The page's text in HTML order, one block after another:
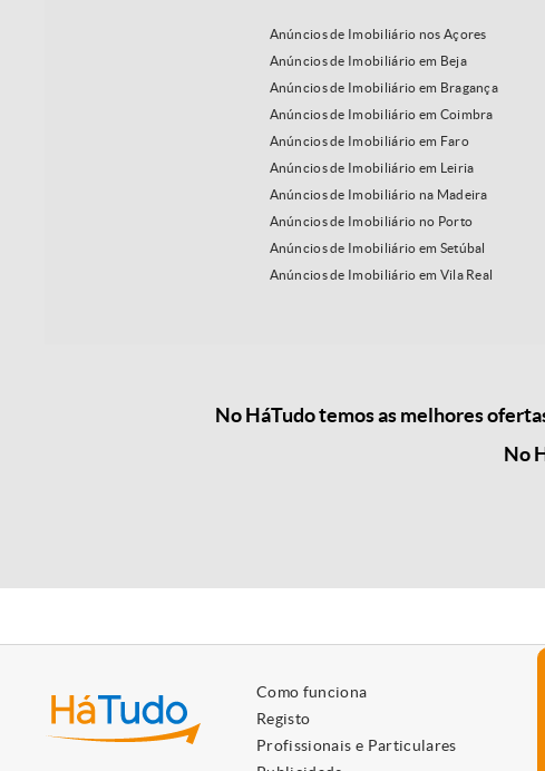
Anúncios de Imobiliário nos Açores
Anúncios de Imobiliário em Beja
Anúncios de Imobiliário em Bragança
Anúncios de Imobiliário em Coimbra
Anúncios de Imobiliário em Faro
Anúncios de Imobiliário em Leiria
Anúncios de Imobiliário na Madeira
Anúncios de Imobiliário no Porto
Anúncios de Imobiliário em Setúbal
Anúncios de Imobiliário em Vila Real
No HáTudo temos as melhores
No
Como funciona
Registo
Profissionais e Particulares